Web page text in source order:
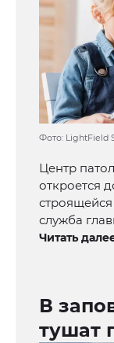
Фото: LightField
Центр
откроется
служба
Читать
В
тушат